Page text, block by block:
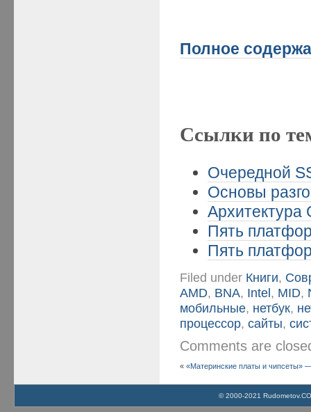
Полное
Ссылки по
Очередной
Основы
Архитектура
Пять
Пять
Filed under Книги,
AMD, BNA, Intel, MID,
мобильные, нетбук,
процессор,сайты,
Comments are
««Материнские платы и чипсеты»
© 2000-2021